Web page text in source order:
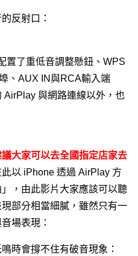
反射口：
置了重低音調整懸鈕、WPS
、AUX IN與RCA輸入端
AirPlay 與網路連線以外，也
大家可以去全國指定店家去
此以 iPhone 透過 AirPlay 方
，由此影片大家應該可以聽
部分相當細膩，雖然只有一
場表現：
時會撐不住有破音現象：